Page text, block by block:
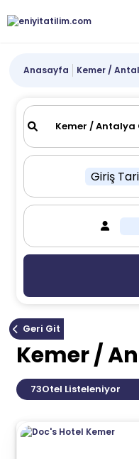
Anasayfa Kemer /
Giriş
Geri Git
Kemer /
73Otel Listeleniyor